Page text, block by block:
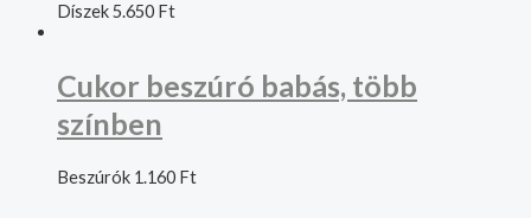
Díszek5.650 Ft
Cukor beszúró babás, több
színben
Beszúrók 1.160 Ft